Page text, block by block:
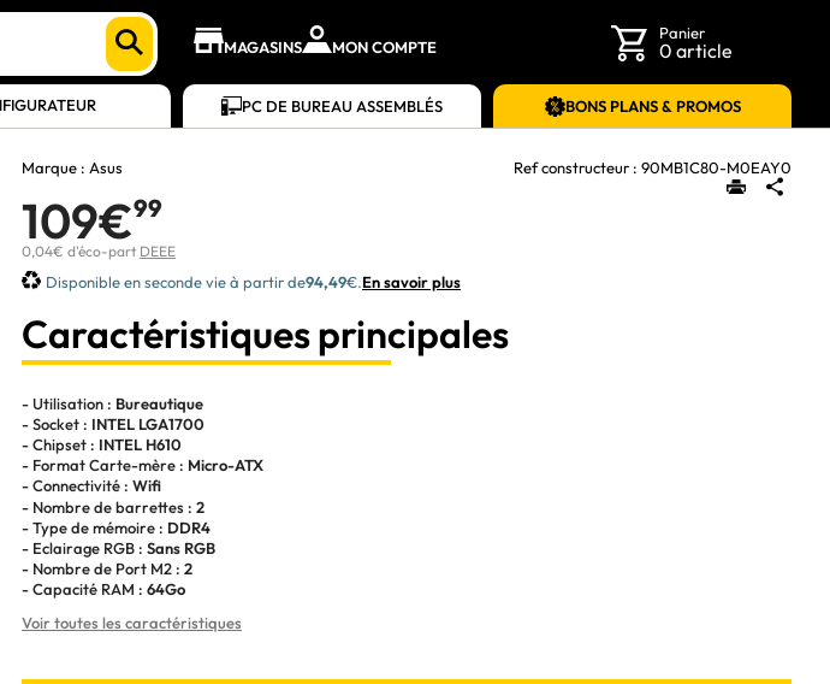
MAGASINS MON COMPTE
Panier
0 article
PC DE BUREAU ASSEMBLÉS
BONS PLANS & PROMOS
Marque : Asus Ref constructeur : 90MB1C80-M0EAY0
109€99
0,04€ d'éco-part DEEE
Disponible en seconde vie à partir de94,49€.En savoir plus
Caractéristiques principales
- Utilisation : Bureautique
- Socket : INTEL LGA1700
- Chipset : INTEL H610
- Format Carte-mère : Micro-ATX
- Connectivité : Wifi
- Nombre de barrettes : 2
- Type de mémoire : DDR4
- Eclairage RGB : Sans RGB
- Nombre de Port M2 : 2
- Capacité RAM : 64Go
Voir toutes les caractéristiques